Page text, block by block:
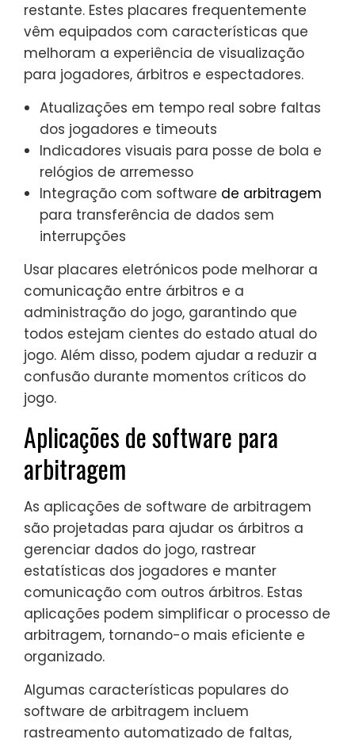
restante. Estes placares frequentemente
vêm equipados com características que
melhoram a experiência de visualização
para jogadores, árbitros e espectadores.
Atualizações em tempo real sobre faltas
dos jogadores e timeouts
Indicadores visuais para posse de bola e
relógios de arremesso
Integração com software de arbitragem
para transferência de dados sem
interrupções
Usar placares eletrónicos pode melhorar a
comunicação entre árbitros e a
administração do jogo, garantindo que
todos estejam cientes do estado atual do
jogo. Além disso, podem ajudar a reduzir a
confusão durante momentos críticos do
jogo.
Aplicações de software para
arbitragem
As aplicações de software de arbitragem
são projetadas para ajudar os árbitros a
gerenciar dados do jogo, rastrear
estatísticas dos jogadores e manter
comunicação com outros árbitros. Estas
aplicações podem simplificar o processo de
arbitragem, tornando-o mais eficiente e
organizado.
Algumas características populares do
software de arbitragem incluem
rastreamento automatizado de faltas,